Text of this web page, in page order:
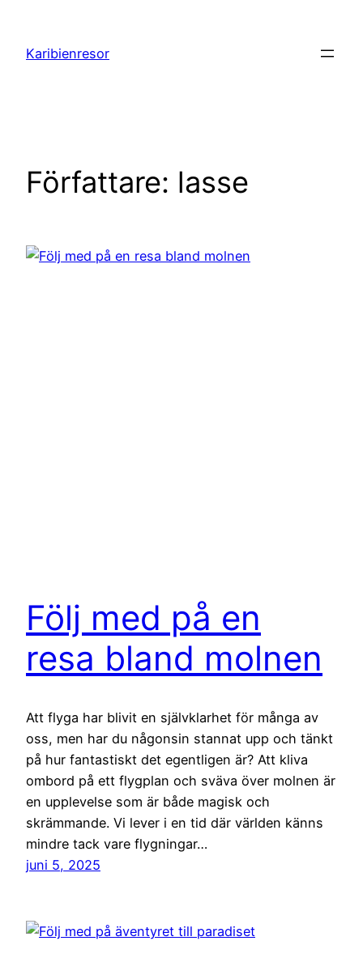
innehåll
Karibienresor
Författare: lasse
Följ med på en
resa bland molnen
Att flyga har blivit en självklarhet för många av
oss, men har du någonsin stannat upp och tänkt
på hur fantastiskt det egentligen är? Att kliva
ombord på ett flygplan och sväva över molnen är
en upplevelse som är både magisk och
skrämmande. Vi lever i en tid där världen känns
mindre tack vare flygningar…
juni 5, 2025